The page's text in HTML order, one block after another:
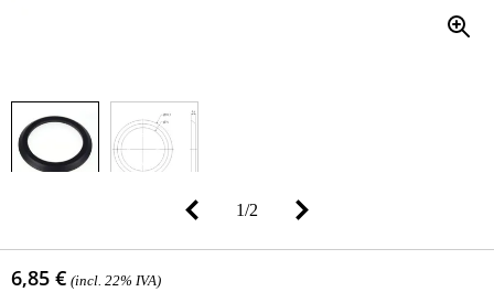
1/2
6,85 € (incl. 22% IVA)